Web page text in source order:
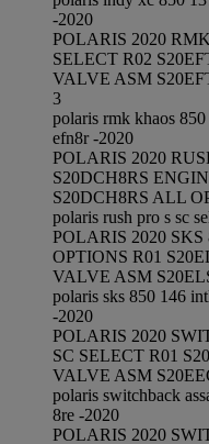
-2020
POLARIS 2020
SELECT R02
VALVE ASM
3
polaris rmk khaos
efn8r -2020
POLARIS 2020
S20DCH8RS
S20DCH8RS ALL
polaris rush pro s sc
POLARIS 2020
OPTIONS R01
VALVE ASM
polaris sks 850 146
-2020
POLARIS 2020
SC SELECT R01
VALVE ASM
polaris switchback
8re -2020
POLARIS 2020